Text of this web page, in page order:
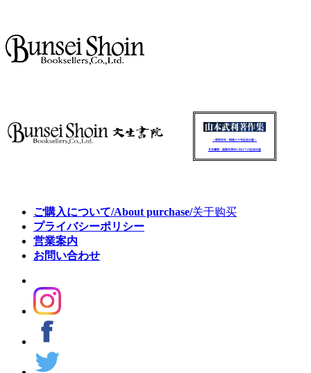
～昭和百年・戦後八十年記念出版～
文生書院：創業百周年に向けての記念出版
ご購入について/About purchase/关于购买
プライバシーポリシー
営業案内
お問い合わせ